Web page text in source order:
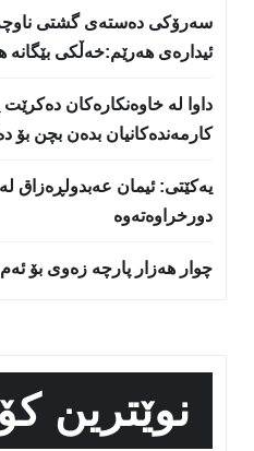
سه‌رۆكی دەستەی گشتی ناوچە
ئیدارەی هەرێم:خه‌ڵكی بێگانه‌
داوا لە خاوەنکارەکان
کارمەندەکانیان بدەن بچن بۆ
یه‌كێتی: ئیمان عه‌بدولڕه‌زاق
دورخراوه‌ته‌وه‌
چوار هەزار پارچە زەوی بۆ ئەم
نوێترین